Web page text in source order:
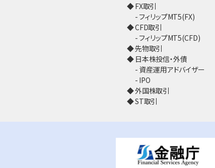
FX取引
フィリップMT5(FX)
CFD取引
フィリップMT5(CFD)
先物取引
日本株投信・外債
資産運用アドバイザー
IPO
外国株取引
ST取引